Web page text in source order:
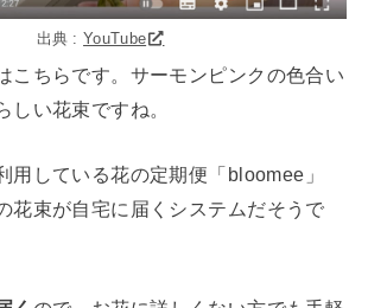
出典 :YouTube
こちらです。サーモンピンクの色合い
しい花束ですね。
用している花の定期便「bloomee」
花束が自宅に届くシステムだそうで